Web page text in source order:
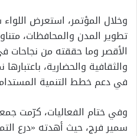
وخلال المؤتمر، استعرض
تطوير المدن والمحافظات،
الأقصر وما حققته من نجاحات
والثقافية والحضارية،
في دعم خطط التنمية
وفي ختام الفعاليات، كرّمت
سمير فرج، حيث أهدته «درع